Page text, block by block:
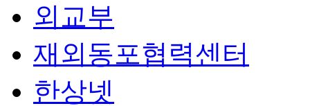
외교부
재외동포협력센터
한상넷